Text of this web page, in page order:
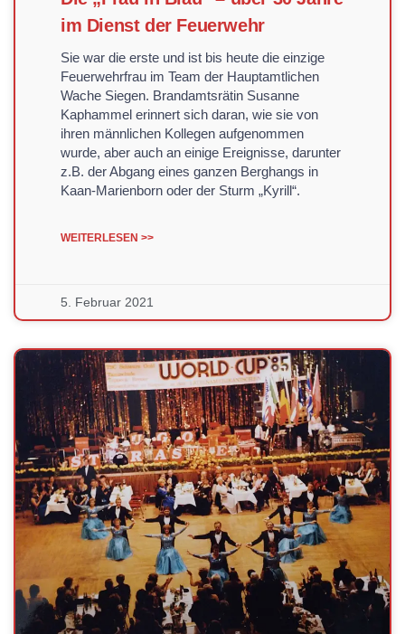
im Dienst der Feuerwehr
Sie war die erste und ist bis heute die einzige
Feuerwehrfrau im Team der Hauptamtlichen
Wache Siegen. Brandamtsrätin Susanne
Kaphammel erinnert sich daran, wie sie von
ihren männlichen Kollegen aufgenommen
wurde, aber auch an einige Ereignisse, darunter
z.B. der Abgang eines ganzen Berghangs in
Kaan-Marienborn oder der Sturm „Kyrill“.
WEITERLESEN >>
5. Februar 2021